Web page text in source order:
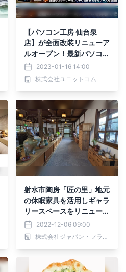
【パソコン工房 仙台泉
店】が全面改装リニューア
ルオープン！最新パソコ
ン、パーツ、周辺機器、中
古PCなど品揃えを大きく
拡充！さらに、話題のコラ
れる体験ブースも設置！1
月21日(土)より、リニュー
アルオープンセールを開
催！
2023-01-16 14:00
株式会社ユニットコム
射水市陶房「匠の里」地元
の休眠家具を活用しギャラ
リースペースをリニューア
ルオープン
2022-12-06 09:00
株式会社ジャパン・フラワー・コーポレーション